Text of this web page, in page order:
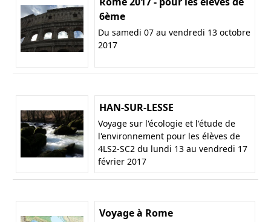
6ème
Du samedi 07 au vendredi 13 octobre
2017
HAN-SUR-LESSE
Voyage sur l'écologie et l'étude de
l'environnement pour les élèves de
4LS2-SC2 du lundi 13 au vendredi 17
février 2017
Voyage à Rome